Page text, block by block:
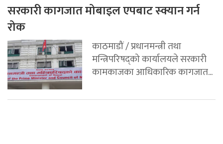
सरकारी कागजात मोबाइल एपबाट स्क्यान गर्न
रोक
काठमाडौं / प्रधानमन्त्री तथा
मन्त्रिपरिषद्को कार्यालयले सरकारी
कामकाजका आधिकारिक कागजात...